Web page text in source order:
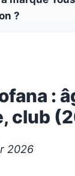
?
:
club
2026